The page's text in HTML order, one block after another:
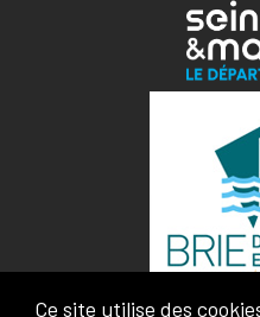
Ce site utilise des